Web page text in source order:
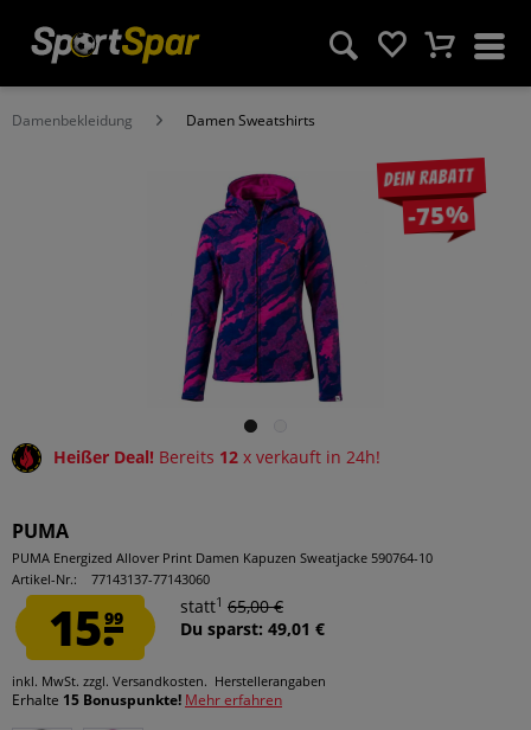
Damenbekleidung Damen Sweatshirts
Dein Rabatt
-75%
Heißer Deal! Bereits 12 x verkauft in 24h!
PUMA
PUMA Energized Allover Print Damen Kapuzen Sweatjacke 590764-10
Artikel-Nr.:
77143137-77143060
15.99
statt1 65,00 €
Du sparst: 49,01 €
inkl. MwSt. zzgl. Versandkosten. Herstellerangaben
Erhalte 15 Bonuspunkte! Mehr erfahren